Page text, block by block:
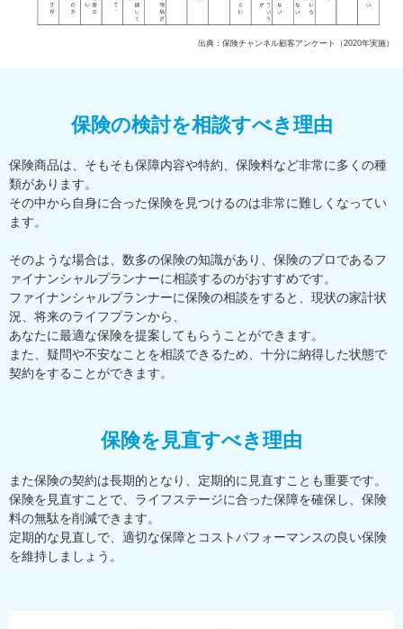
出典：保険チャンネル顧客アンケート（2020年実施）
保険の検討を相談すべき理由
保険商品は、そもそも保障内容や特約、保険料など非常に多くの種
類があります。
その中から自身に合った保険を見つけるのは非常に難しくなってい
ます。
そのような場合は、数多の保険の知識があり、保険のプロであるフ
ァイナンシャルプランナーに相談するのがおすすめです。
ファイナンシャルプランナーに保険の相談をすると、現状の家計状
況、将来のライフプランから、
あなたに最適な保険を提案してもらうことができます。
また、疑問や不安なことを相談できるため、十分に納得した状態で
契約をすることができます。
保険を見直すべき理由
また保険の契約は長期的となり、定期的に見直すことも重要です。
保険を見直すことで、ライフステージに合った保障を確保し、保険
料の無駄を削減できます。
定期的な見直しで、適切な保障とコストパフォーマンスの良い保険
を維持しましょう。